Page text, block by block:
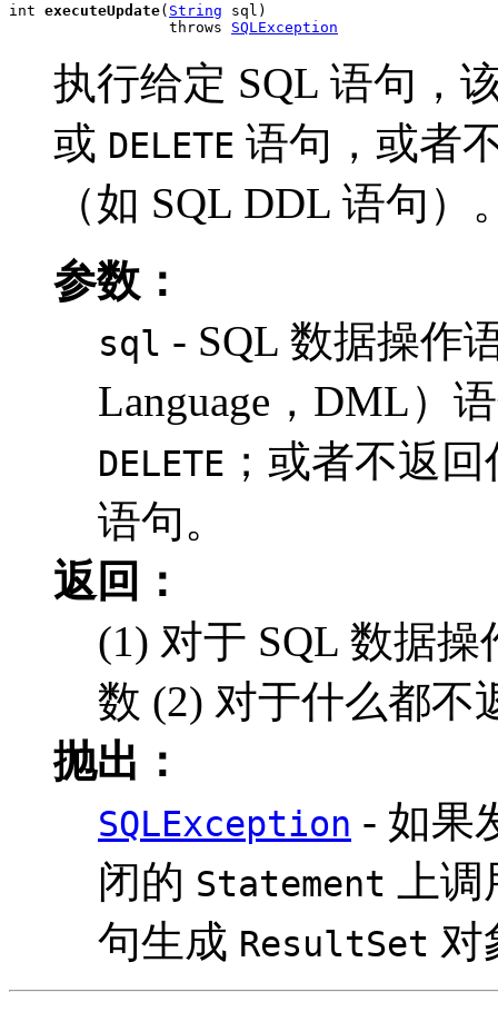
int executeUpdate( String sql)
                  throws
SQLException
执行给定 SQL 语句，
或 DELETE 语句，或者
（如 SQL DDL 语句）
参数：
sql - SQL 数据操作
Language，DML）
DELETE ；或者不返
语句。
返回：
(1) 对于 SQL 数据
数 (2) 对于什么都不
抛出：
SQLException - 如果
闭的 Statement
上
句生成 ResultSet 对